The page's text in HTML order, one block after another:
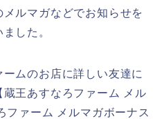
ルマガなどでお知らせを
した。
ムのお店に詳しい友達に
王あすなろファーム メル
ファーム メルマガボーナス